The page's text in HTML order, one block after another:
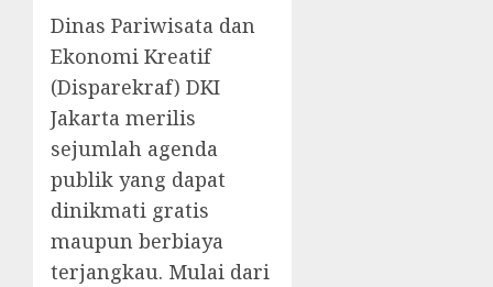
Dinas Pariwisata dan
Ekonomi Kreatif
(Disparekraf) DKI
Jakarta merilis
sejumlah agenda
publik yang dapat
dinikmati gratis
maupun berbiaya
terjangkau. Mulai dari